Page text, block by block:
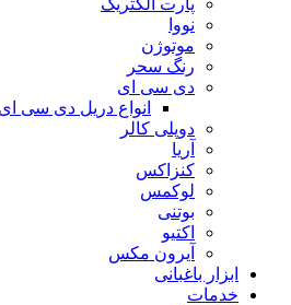
پارت الکتریک
نووا
موتوژن
رنگ سحر
دی سی ای
انواع دریل دی سی ای
دوپلی کالر
آریا
کنزاکس
لوکمس
بوتنی
اکتیو
آیرون مکس
ابزار باغبانی
خدمات